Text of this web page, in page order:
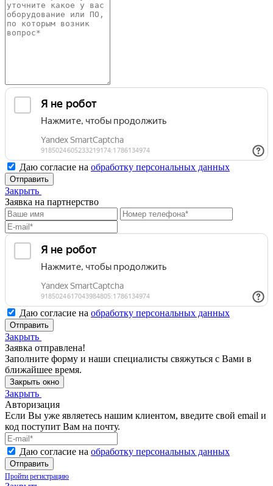
Даю согласие на обработку персональных данных
Отправить
Закрыть
Заявка на партнерство
Даю согласие на обработку персональных данных
Отправить
Закрыть
Заявка отправлена!
Заполните форму и наши специалисты свяжуться с Вами в
ближайшее время.
Закрыть окно
Закрыть
Авторизация
Если Вы уже являетесь нашим клиентом, введите свой email и
код поступит Вам на почту.
Даю согласие на обработку персональных данных
Отправить
Пройти регистрацию